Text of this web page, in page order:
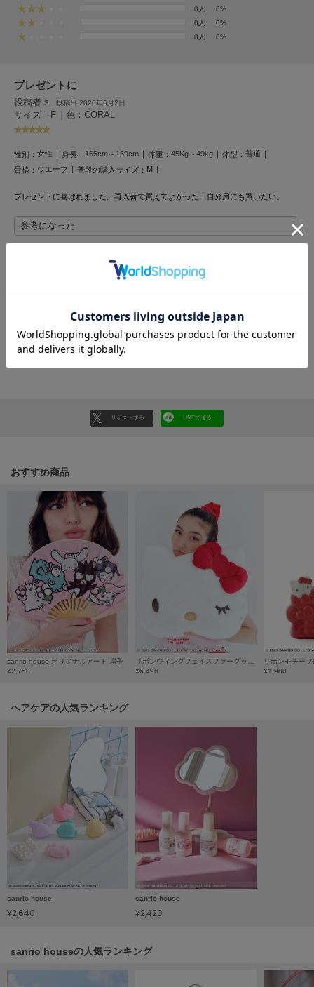
FURFUR
ファーファー
gelato pique
ジェラート ピケ
GELATO PIQUE CAT&DOG
gelato pique Sleep
GRAMICCI
グラミチ
ハンター
ホカ オネオネ
ラート
le coq sportif
ルコックスポルティフ
LeSportsac
レスポートサック
LILY BROWN
リリーブラウン
LITTLE UNION TOKYO
リトルユニオン トウキョウ
made of Organics
メイドオブオーガニクス
MICHU COQUETTE
ミチュ コケット
miies miim
ミーエスミーム
Mila Owen
0人
0%
0人
0%
0人
0%
プレゼントに
投稿者 s 投稿日 2026年6月2日
サイズ：F | 色：CORAL
性別： 女性 身長： 165cm～169cm 体重： 45Kg～49kg 体型： 普通
骨格： ウエーブ 普段の購入サイズ： M
プレゼントに喜ばれました。再入荷で買えてよかった！自分用にも買いたい。
参考になった
レビュー投稿で全員に30ポイントプレゼント！
レビューはマイページのご注文履歴から投稿いただけます
リポストする LINEで送る
おすすめ商品
sanrio house オリジナルアート 扇子
¥2,750
¥6,490
リボンモチー
¥1,980
ヘアケアの人気ランキング
sanrio house
¥2,640
sanrio house
¥2,420
sanrio houseの人気ランキング